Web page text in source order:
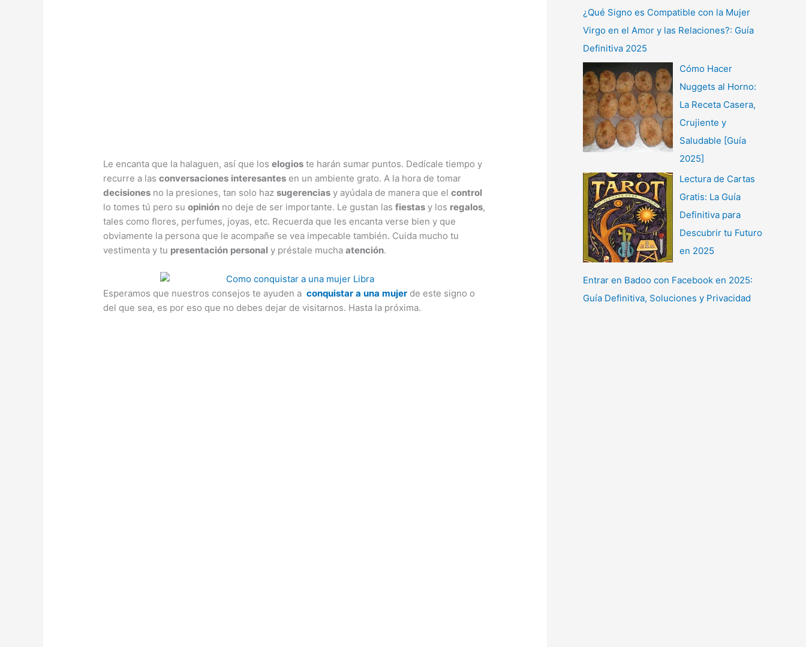
Le encanta que la halaguen, así que loselogios te harán sumar puntos. Dedícale tiempo y
recurre a lasconversaciones interesantes en un ambiente grato. A la hora de tomar
decisiones no la presiones, tan solo hazsugerencias y ayúdala de manera que elcontrol
lo tomes tú pero suopinión no deje de ser importante. Le gustan lasfiestas y los regalos,
tales como flores, perfumes, joyas, etc. Recuerda que les encanta verse bien y que
obviamente la persona que le acompañe se vea impecable también. Cuida mucho tu
vestimenta y tu presentación personal y préstale muchaatención.
Esperamos que nuestros consejos te ayuden aconquistar a una mujer de este signo o
del que sea, es por eso que no debes dejar de visitarnos. Hasta la próxima.
¿Qué Signo es Compatible con la Mujer
Virgo en el Amor y las Relaciones?: Guía
Definitiva 2025
Cómo Hacer
Nuggets al Horno:
La Receta Casera,
Crujiente y
Saludable [Guía
2025]
Lectura de Cartas
Gratis: La Guía
Definitiva para
Descubrir tu Futuro
en 2025
Entrar en Badoo con Facebook en 2025:
Guía Definitiva, Soluciones y Privacidad